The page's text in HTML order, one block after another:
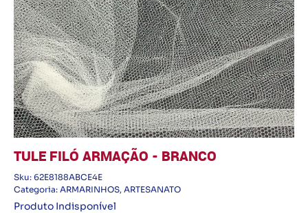
TULE FILÓ ARMAÇÃO - BRANCO
Sku: 62E8188ABCE4E
Categoria: ARMARINHOS, ARTESANATO
Produto Indisponível